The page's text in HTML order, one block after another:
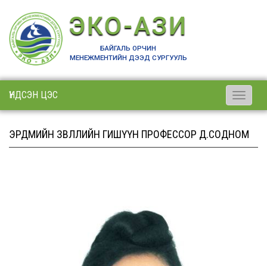
ЭКО-АЗИ
БАЙГАЛЬ ОРЧИН
МЕНЕЖМЕНТИЙН ДЭЭД СУРГУУЛЬ
ҮНДСЭН ЦЭС
Toggle
ЭРДМИЙН ЗӨВЛӨЛИЙН ГИШҮҮН ПРОФЕССОР Д.СОДНОМ